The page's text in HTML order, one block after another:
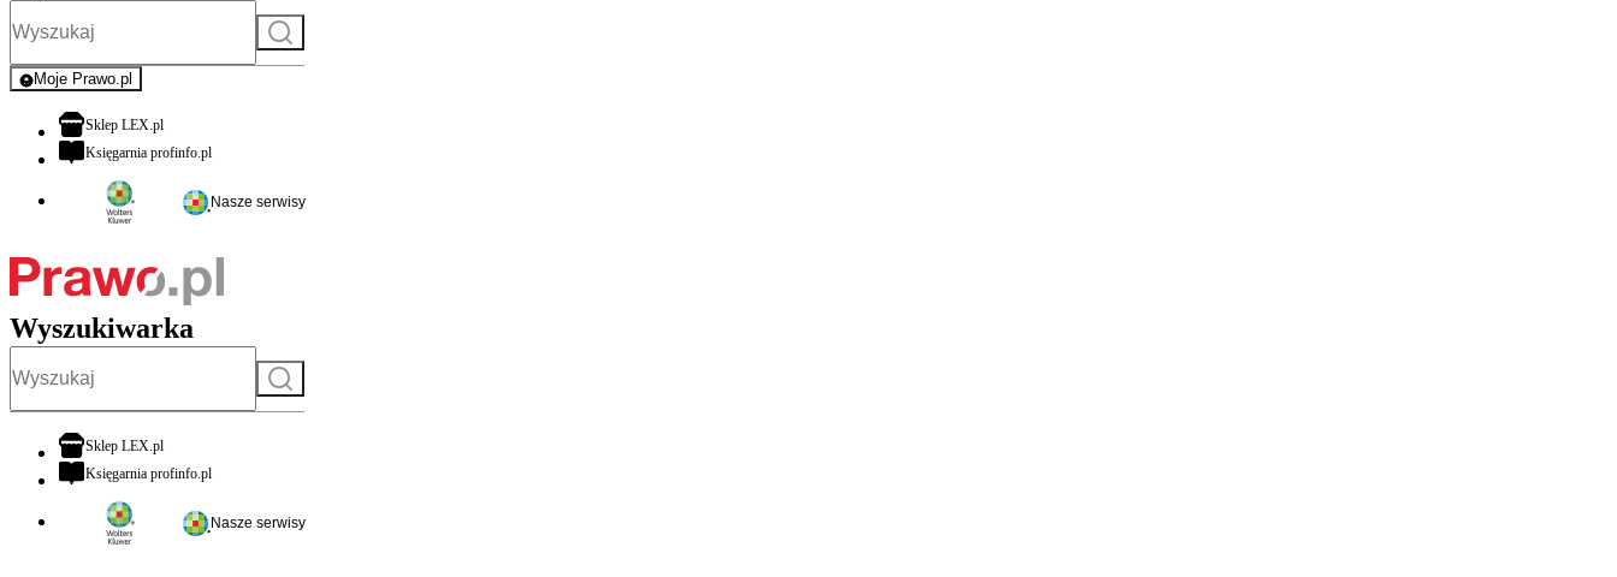
Szukaj
Moje Prawo.pl
- rejestracja i logowanie do serwisu
Sklep LEX.plotwiera się w nowej karcie
Księgarnia profinfo.plotwiera się w nowej karcie
Nasze serwisy
Wyszukiwarka
Szukaj
Sklep LEX.plotwiera się w nowej karcie
Księgarnia profinfo.plotwiera się w nowej karcie
Nasze serwisy